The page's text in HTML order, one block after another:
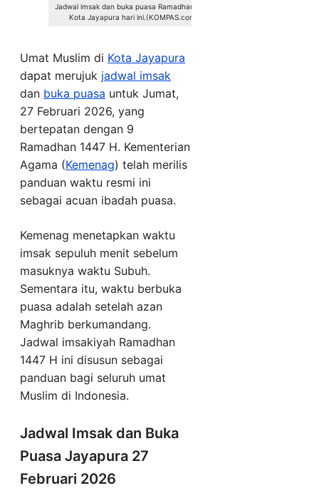
Jadwal imsak dan buka puasa Ramadhan 2026
Kota Jayapura hari ini.(KOMPAS.com)
Umat Muslim di Kota Jayapura
dapat merujuk jadwal imsak
dan buka puasa untuk Jumat,
27 Februari 2026, yang
bertepatan dengan 9
Ramadhan 1447 H. Kementerian
Agama (Kemenag) telah merilis
panduan waktu resmi ini
sebagai acuan ibadah puasa.
Kemenag menetapkan waktu
imsak sepuluh menit sebelum
masuknya waktu Subuh.
Sementara itu, waktu berbuka
puasa adalah setelah azan
Maghrib berkumandang.
Jadwal imsakiyah Ramadhan
1447 H ini disusun sebagai
panduan bagi seluruh umat
Muslim di Indonesia.
Jadwal Imsak dan Buka
Puasa Jayapura 27
Februari 2026